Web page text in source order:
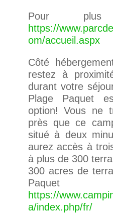
Pour
https://
om/accueil.aspx
Côté
restez à
durant votre
Plage Paquet
option! Vous ne
près que ce
situé à deux
aurez accès à
à plus de 300
300 acres de
Paquet
https://
a/index.php/fr/